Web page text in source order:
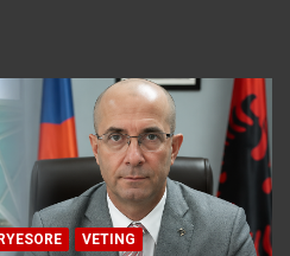
VETING